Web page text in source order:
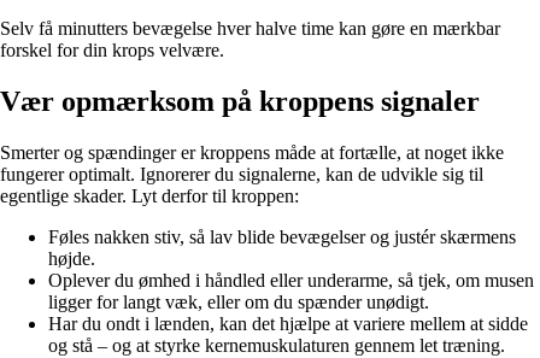
Selv få minutters bevægelse hver halve time kan gøre en mærkbar
forskel for din krops velvære.
Vær opmærksom på kroppens signaler
Smerter og spændinger er kroppens måde at fortælle, at noget ikke
fungerer optimalt. Ignorerer du signalerne, kan de udvikle sig til
egentlige skader. Lyt derfor til kroppen:
Føles nakken stiv, så lav blide bevægelser og justér skærmens
højde.
Oplever du ømhed i håndled eller underarme, så tjek, om musen
ligger for langt væk, eller om du spænder unødigt.
Har du ondt i lænden, kan det hjælpe at variere mellem at sidde
og stå – og at styrke kernemuskulaturen gennem let træning.